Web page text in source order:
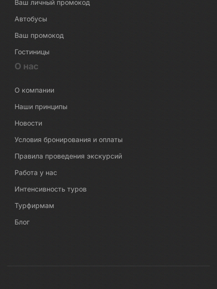
Ваш личный промокод
Автобусы
Ваш промокод
Гостиницы
О нас
О компании
Наши принципы
Новости
Условия бронирования и оплаты
Правила проведения экскурсий
Работа у нас
Интенсивность туров
Турфирмам
Блог